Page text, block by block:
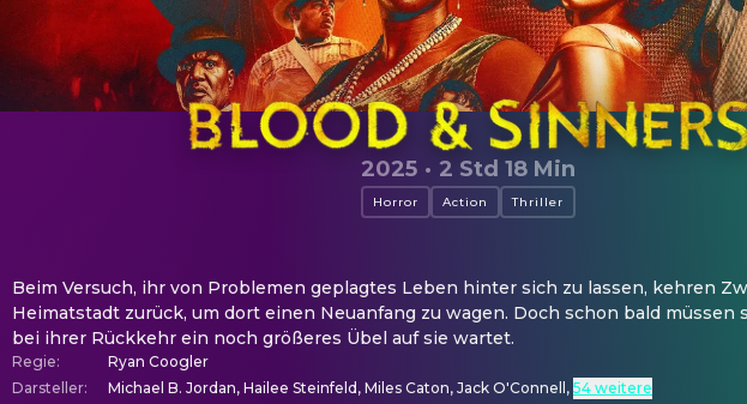
2025 · 2 Std 18 Min
Horror Action Thriller
Beim Versuch, ihr von Problemen geplagtes Leben hinter sich zu lassen, kehren
Heimatstadt zurück, um dort einen Neuanfang zu wagen. Doch schon bald müssen
bei ihrer Rückkehr ein noch größeres Übel auf sie wartet.
Regie:
Ryan Coogler
Darsteller: Michael B. Jordan, Hailee Steinfeld, Miles Caton, Jack O'Connell , 54 weitere